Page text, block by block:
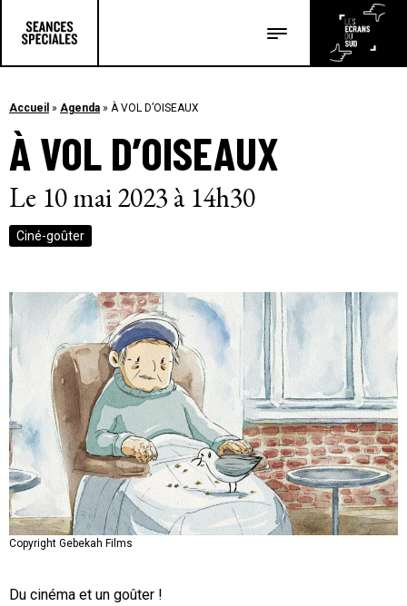
Les articles
Accueil » Agenda » À VOL D’OISEAUX
À VOL D’OISEAUX
Le 10 mai 2023 à 14h30
Ciné-goûter
Copyright Gebekah Films
Copyright Gebekah Films
Du cinéma et un goûter !